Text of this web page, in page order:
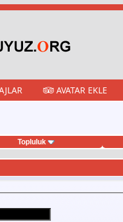
AVATAR EKLE
Topluluk